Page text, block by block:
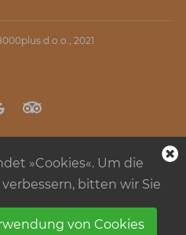
d.o.o. , 2021
»Cookies«. Um die
bitten wir Sie
von Cookies